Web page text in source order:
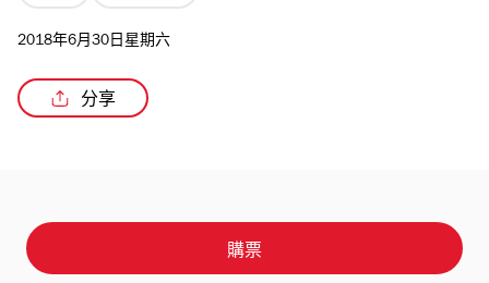
2018年6月30日星期六
分享
購票